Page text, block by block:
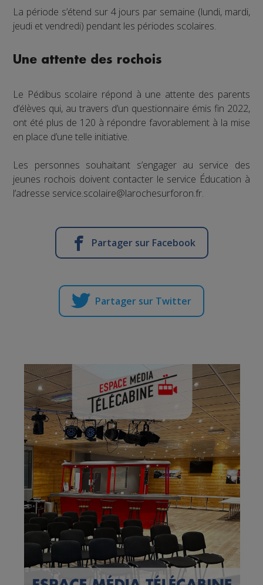
La période s’étend sur 4 jours par semaine (lundi, mardi,
jeudi et vendredi) pendant les périodes scolaires.
Une attente des rochois
Le Pédibus scolaire répond à une attente des parents
d’élèves qui, au travers d’un questionnaire émis fin 2022,
ont été plus de 120 à répondre favorablement à la mise
en place d’une telle initiative.
Les personnes souhaitant s’engager au service des
jeunes rochois doivent contacter le service Éducation à
l’adresse service.scolaire@larochesurforon.fr.
Partager sur Facebook
Partager sur Twitter